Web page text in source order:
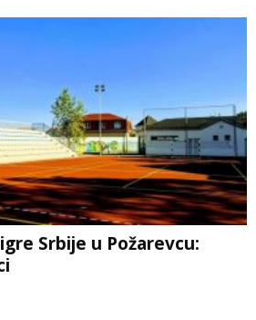
Srbije u Požarevcu: